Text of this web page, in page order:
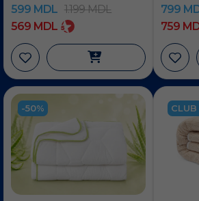
599 MDL 1.199MDL
569 MDL
799
759
-50%